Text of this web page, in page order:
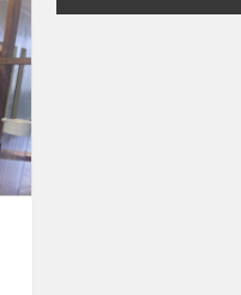
įgyvendintas
dalyvaujamo
biudžeto